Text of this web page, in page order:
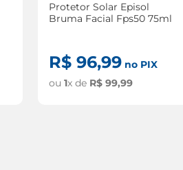
Protetor Solar Episol
Bruma Facial Fps50 75ml
R$ 96,99 no PIX
ou1x de R$ 99,99